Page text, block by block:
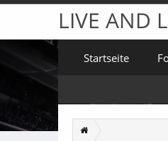
LIVE AND
Startseite